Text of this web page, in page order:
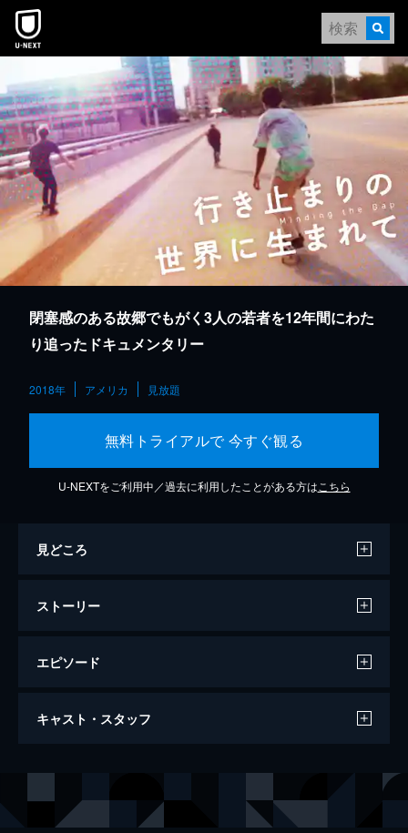
本文へスキップ
閉塞感のある故郷でもがく3人の若者を12年間にわた
り追ったドキュメンタリー
2018年 アメリカ 見放題
無料トライアルで 今すぐ観る
U-NEXTをご利用中／過去に利用したことがある方は こちら
見どころ
ストーリー
エピソード
行き止まりの世界に生まれて
キャスト・スタッフ
ビン・リュー